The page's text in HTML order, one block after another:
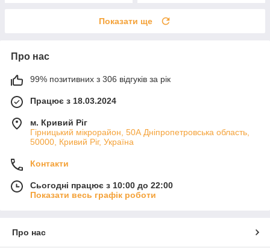
Показати ще
Про нас
99% позитивних з 306 відгуків за рік
Працює з 18.03.2024
м. Кривий Ріг
Гірницький мікрорайон, 50А Дніпропетровська область,
50000, Кривий Ріг, Україна
Контакти
Сьогодні працює з 10:00 до 22:00
Показати весь графік роботи
Про нас